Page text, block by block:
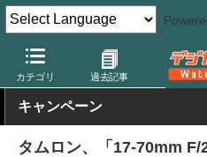
カテゴリ 過去記事
デジカメ Watch レンズ 交換レ
キャンペーン
タムロン、「17-70mm F/